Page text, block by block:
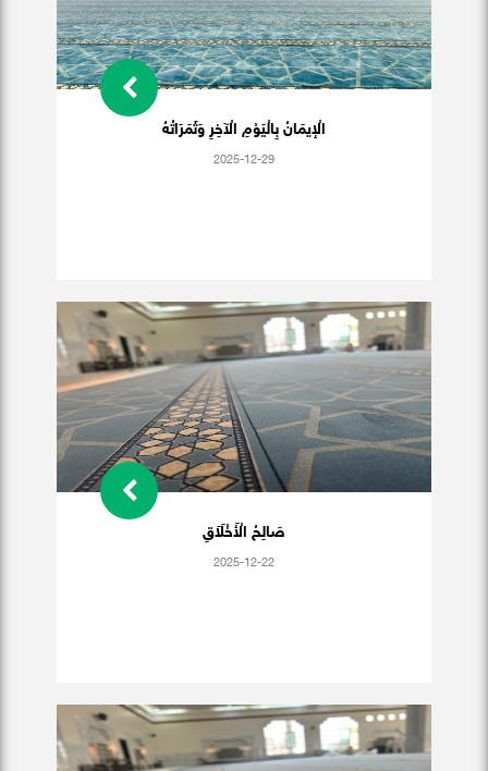
الْإيمَانُ بِالْيَوْمِ الْآخِرِ وَثَمَرَاتُهُ
2025-12-29
صَالِحُ الْأَخْلَاَقِ
2025-12-22